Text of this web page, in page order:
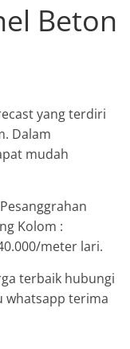
Beton
yang terdiri
Dalam
mudah
Kolom :
meter lari.
terbaik hubungi
whatsapp terima